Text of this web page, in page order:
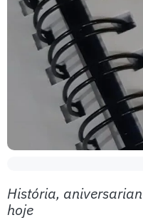
História,
hoje